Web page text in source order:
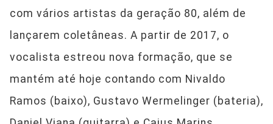
com vários artistas da geração 80, além de
lançarem coletâneas. A partir de 2017, o
vocalista estreou nova formação, que se
mantém até hoje contando com Nivaldo
Ramos (baixo), Gustavo Wermelinger (bateria),